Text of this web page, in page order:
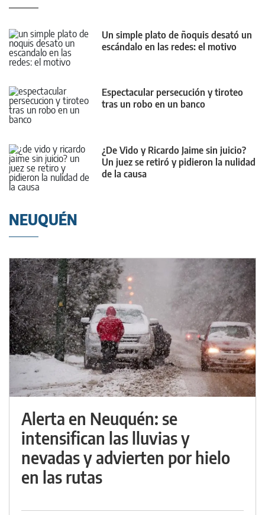
Un simple plato de ñoquis desató un
escándalo en las redes: el motivo
Espectacular persecución y tiroteo
tras un robo en un banco
¿De Vido y Ricardo Jaime sin juicio?
Un juez se retiró y pidieron la nulidad
de la causa
NEUQUÉN
Alerta en Neuquén: se
intensifican las lluvias y
nevadas y advierten por hielo
en las rutas